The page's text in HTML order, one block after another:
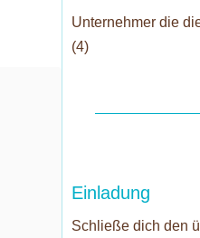
Unternehmer die
(4)
Einladung
Schließe dich den